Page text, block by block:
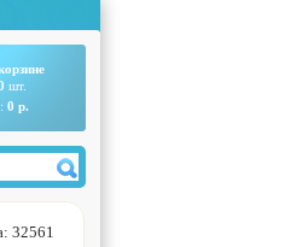
шт.
0 р.
32561